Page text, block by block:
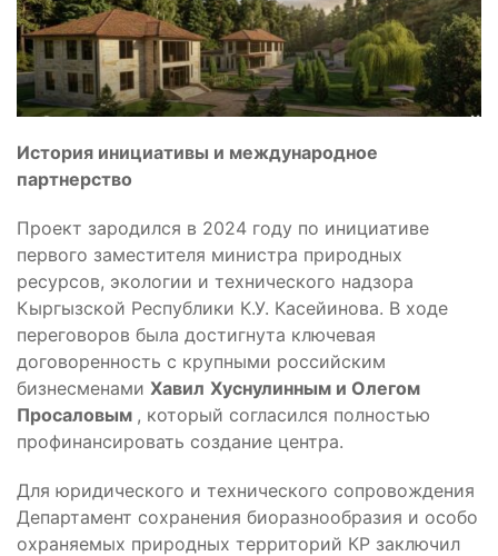
История инициативы и международное
партнерство
Проект зародился в 2024 году по инициативе
первого заместителя министра природных
ресурсов, экологии и технического надзора
Кыргызской Республики К.У. Касейинова. В ходе
переговоров была достигнута ключевая
договоренность с крупными российским
бизнесменами Хавил Хуснулинным и Олегом
Просаловым , который согласился полностью
профинансировать создание центра.
Для юридического и технического сопровождения
Департамент сохранения биоразнообразия и особо
охраняемых природных территорий КР заключил